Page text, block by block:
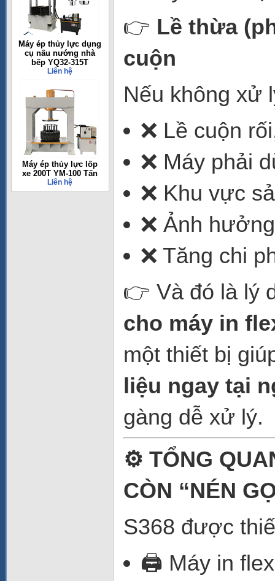
Máy ép thủy lực dụng
cụ nấu nướng nhà
bếp YQ32-315T
Liên hệ
Máy ép thủy lực lốp
xe 200T YM-100 Tấn
Liên hệ
👉 Lề thừa
cuộn
Nếu không xử
❌ Lề cuộn
❌ Máy phải
❌ Khu vực
❌ Ảnh
❌ Tăng chi
👉 Và đó là lý
cho máy in
một thiết bị
liệu ngay tại
gàng dễ xử lý.
⚙️ TỔNG
CÒN “NÉN
S368 được
🖨️ Máy in